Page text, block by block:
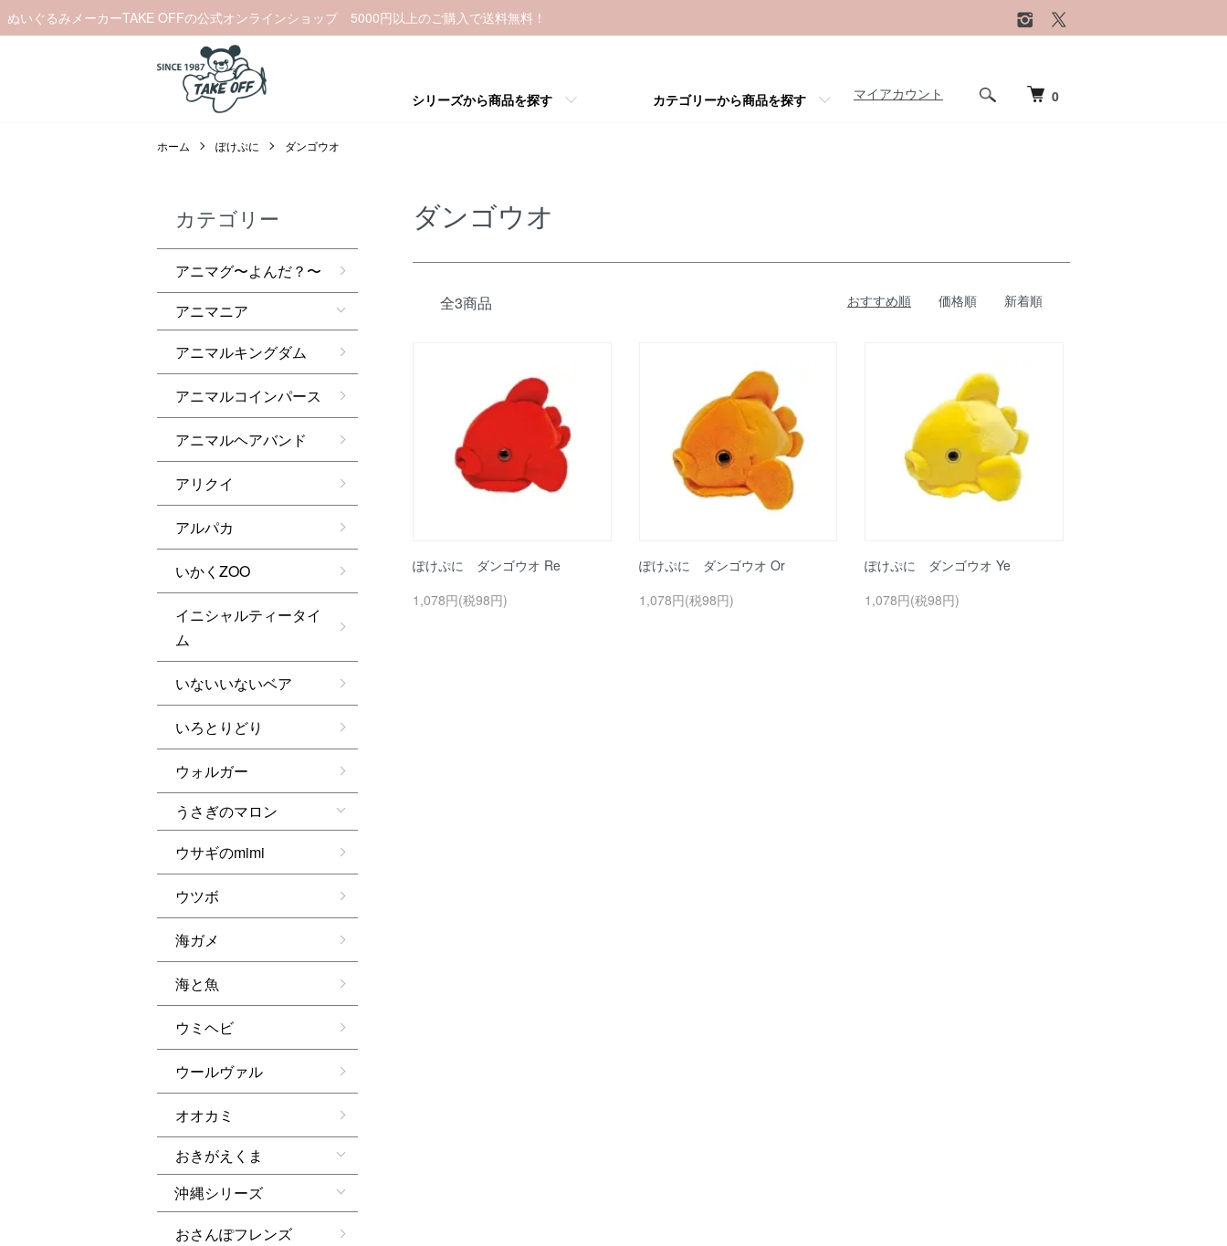
ぬいぐるみメーカーTAKE OFFの公式オンラインショップ 5000円以上のご購入で送料無料！
マイアカウント 0
シリーズから商品を探す カテゴリーから商品を探す
ホーム ぽけぷに ダンゴウオ
ダンゴウオ
全3商品 おすすめ順 価格順 新着順
ぽけぷに ダンゴウオ Re
1,078円(税98円)
ぽけぷに ダンゴウオ Or
1,078円(税98円)
ぽけぷに ダンゴウオ Ye
1,078円(税98円)
カテゴリー
アニマグ〜よんだ？〜
アニマニア
アニマルキングダム
アニマルコインパース
アニマルヘアバンド
アリクイ
アルパカ
いかくZOO
イニシャルティータイ
ム
いないいないベア
いろとりどり
ウォルガー
うさぎのマロン
ウサギのmimi
ウツボ
海ガメ
海と魚
ウミヘビ
ウールヴァル
オオカミ
おきがえくま
沖縄シリーズ
おさんぽフレンズ